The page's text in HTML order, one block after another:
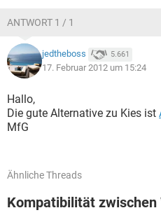
ANTWORT 1 / 1
jedtheboss 5.661
17. Februar 2012 um 15:24
Hallo,
Die gute Alternative zu Kies ist
MfG
Ähnliche Threads
Kompatibilität zwischen